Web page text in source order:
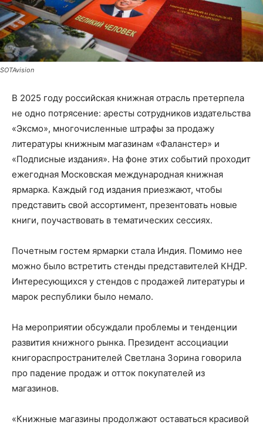
SOTAvision
В 2025 году российская книжная отрасль претерпела
не одно потрясение: аресты сотрудников издательства
«Эксмо», многочисленные штрафы за продажу
литературы книжным магазинам «Фаланстер» и
«Подписные издания». На фоне этих событий проходит
ежегодная Московская международная книжная
ярмарка. Каждый год издания приезжают, чтобы
представить свой ассортимент, презентовать новые
книги, поучаствовать в тематических сессиях.
Почетным гостем ярмарки стала Индия. Помимо нее
можно было встретить стенды представителей КНДР.
Интересующихся у стендов с продажей литературы и
марок республики было немало.
На мероприятии обсуждали проблемы и тенденции
развития книжного рынка. Президент ассоциации
книгораспространителей Светлана Зорина говорила
про падение продаж и отток покупателей из
магазинов.
«Книжные магазины продолжают оставаться красивой